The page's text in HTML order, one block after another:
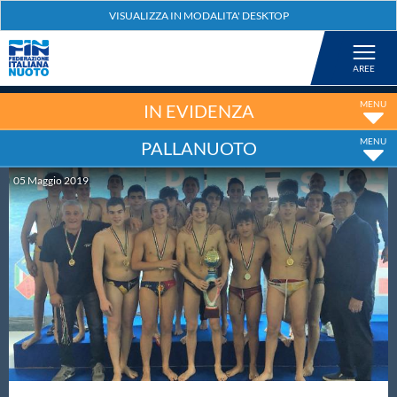
Nuoto
Tuffi
Artistico
Fondo
Salvamento
IN EVIDENZA
PALLANUOTO
05Maggio2019